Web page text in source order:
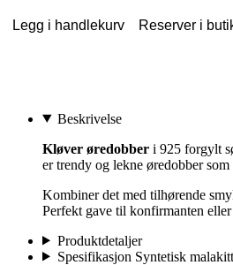
Legg i handlekurv Reserver i
Beskrivelse
Kløver øredobber i 925 forgylt
er trendy og lekne øredobber
Kombiner det med tilhørende
Perfekt gave til konfirmanten
Produktdetaljer
Spesifikasjon Syntetisk malakitt